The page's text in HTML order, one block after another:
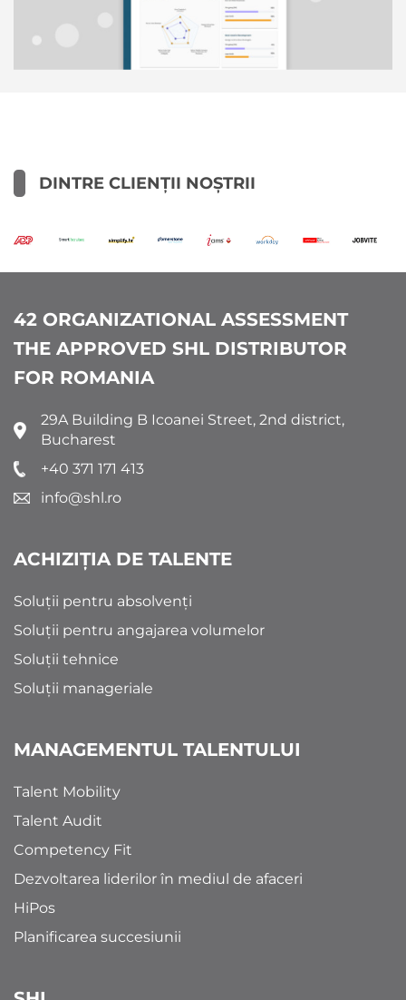
DINTRE CLIENȚII NOȘTRII
42 ORGANIZATIONAL ASSESSMENT
THE APPROVED SHL DISTRIBUTOR
FOR ROMANIA
29A Building B Icoanei Street, 2nd district,
Bucharest
+40 371 171 413
info@shl.ro
ACHIZIȚIA DE TALENTE
Soluții pentru absolvenți
Soluții pentru angajarea volumelor
Soluții tehnice
Soluții manageriale
MANAGEMENTUL TALENTULUI
Talent Mobility
Talent Audit
Competency Fit
Dezvoltarea liderilor în mediul de afaceri
HiPos
Planificarea succesiunii